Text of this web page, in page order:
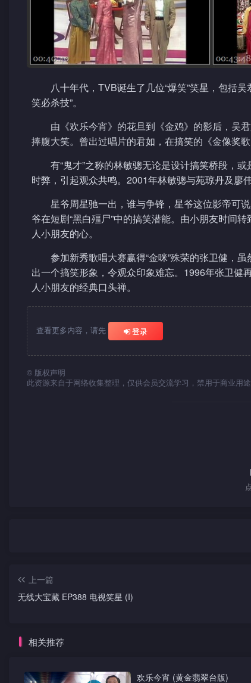
八十年代，TVB诞生了几位“爆笑”笑星，包括
笑必杀技”。
由《欢乐今宵》的花旦到《金鸡》的影后，吴
捧腹大笑。曾出过唱片的君如，在搞笑的《金像奖
有“鬼才”之称的林敏骢无论是设计搞笑桥段，
时弊，引起观众共鸣。2001年林敏骢与苑琼丹及廖
星爷周星驰一出，谁与争锋，星爷这位影帝可
爷在短剧“黑白殭尸”中的搞笑潜能。由小朋友时间
人小朋友的心。
参加新秀歌唱大赛赢得“金咪”殊荣的张卫健，
出一个搞笑形象，令观众印象难忘。1996年张卫健
人小朋友的经典口头禅。
查看更多内容，请先 登录
© 版权声明
此资源来自于网络收集整理，仅供会员交流学习，禁用于商业用
上一篇
无线大宝藏 EP388 电视笑星 (I)
相关推荐
欢乐今宵 (黄金翡翠台版)